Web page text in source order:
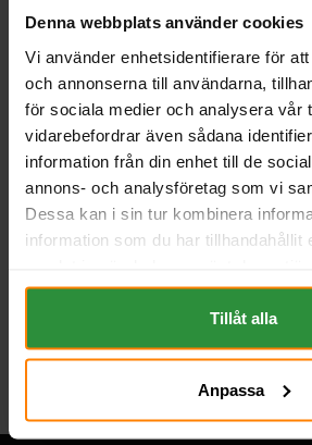
Denna webbplats använder cookies
Vi använder enhetsidentifierare för
och annonserna till användarna,
för sociala medier och analysera vår
vidarebefordrar även sådana
information från din enhet till de
annons- och analysföretag som vi
Dessa kan i sin tur kombinera
information som du har tillhandahållit
om "Cookies" och ditt val finner du
längst ner i "footern" på sidan.
Tillåt alla
Anpassa
Underhållsfritt:Ja
Tillbaka